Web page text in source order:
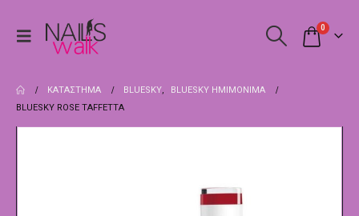
0
ΚΑΤΆΣΤΗΜΑ BLUESKY,
BLUESKY ΗΜΙΜΌΝΙΜΑ
BLUESKY ROSE TAFFETTA